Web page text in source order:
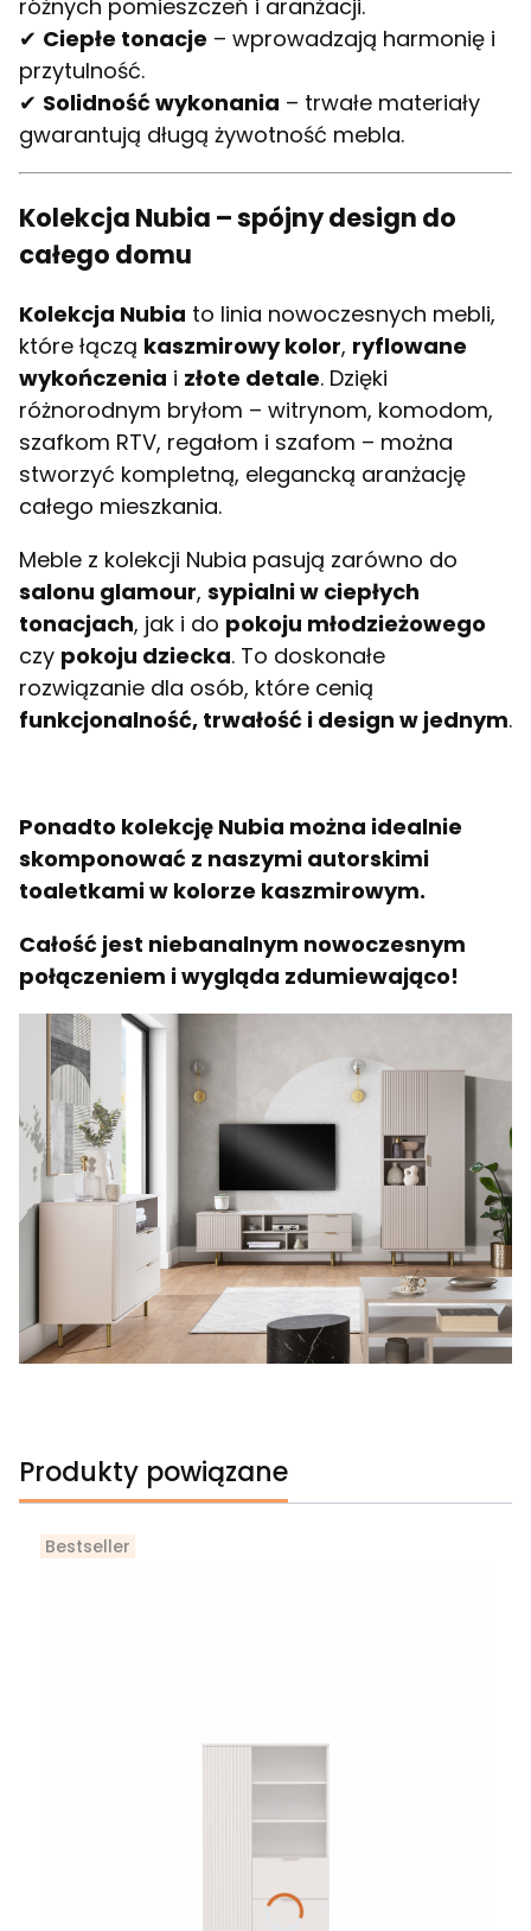
różnych pomieszczeń i aranżacji.
✔ Ciepłe tonacje – wprowadzają harmonię i
przytulność.
✔ Solidność wykonania – trwałe materiały
gwarantują długą żywotność mebla.
Kolekcja Nubia – spójny design do
całego domu
Kolekcja Nubia to linia nowoczesnych mebli,
które łączą kaszmirowy kolor, ryflowane
wykończenia i złote detale. Dzięki
różnorodnym bryłom – witrynom, komodom,
szafkom RTV, regałom i szafom – można
stworzyć kompletną, elegancką aranżację
całego mieszkania.
Meble z kolekcji Nubia pasują zarówno do
salonu glamour, sypialni w ciepłych
tonacjach, jak i do pokoju młodzieżowego
czy pokoju dziecka. To doskonałe
rozwiązanie dla osób, które cenią
funkcjonalność, trwałość i design w jednym.
Ponadto kolekcję Nubia można idealnie
skomponować z naszymi autorskimi
toaletkami w kolorze kaszmirowym.
Całość jest niebanalnym nowoczesnym
połączeniem i wygląda zdumiewająco!
Produkty powiązane
Bestseller